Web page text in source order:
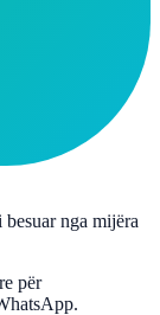
nga mijëra
për